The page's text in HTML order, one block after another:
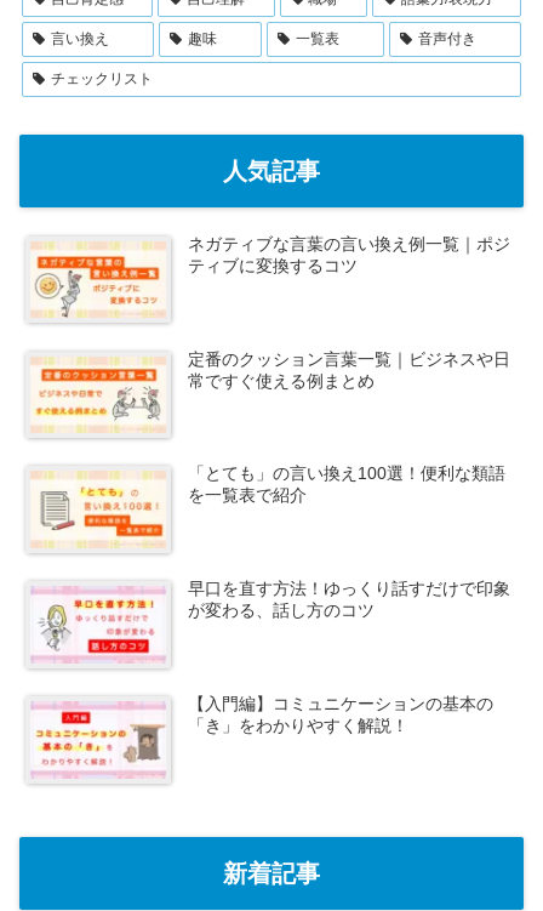
言い換え 趣味 一覧表 音声付き
チェックリスト
人気記事
ネガティブな言葉の言い換え例一覧｜ポジ
ティブに変換するコツ
定番のクッション言葉一覧｜ビジネスや日
常ですぐ使える例まとめ
「とても」の言い換え100選！便利な類語
を一覧表で紹介
早口を直す方法！ゆっくり話すだけで印象
が変わる、話し方のコツ
【入門編】コミュニケーションの基本の
「き」をわかりやすく解説！
新着記事